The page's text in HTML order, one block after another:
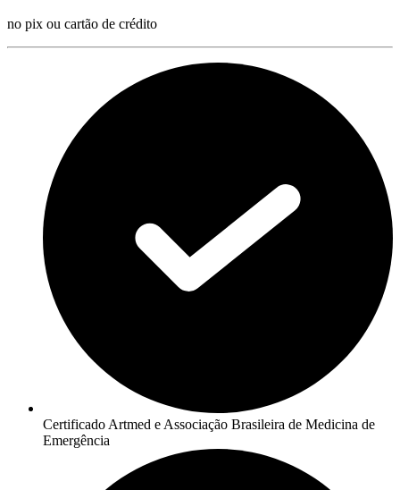
no pix ou cartão de crédito
Certificado Artmed e Associação Brasileira de Medicina de
Emergência